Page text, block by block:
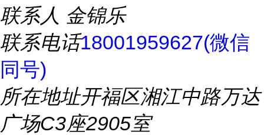
联系人 金锦乐
联系电话18001959627(微信
同号)
所在地址开福区湘江中路万达
广场C3座2905室